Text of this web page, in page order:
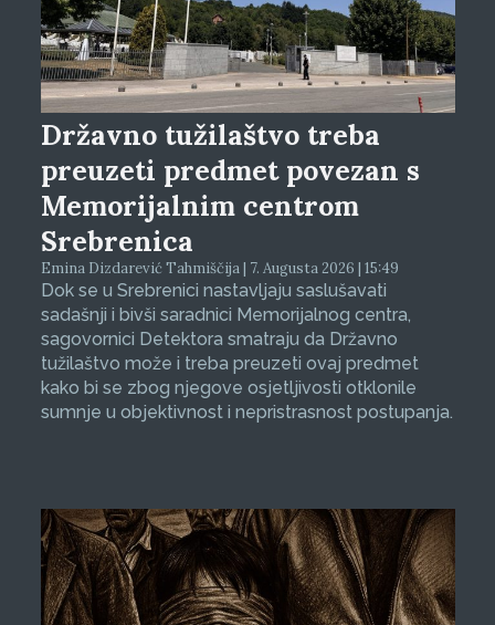
Državno tužilaštvo treba
preuzeti predmet povezan s
Memorijalnim centrom
Srebrenica
Emina Dizdarević Tahmiščija | 7. Augusta 2026 | 15:49
Dok se u Srebrenici nastavljaju saslušavati
sadašnji i bivši saradnici Memorijalnog centra,
sagovornici Detektora smatraju da Državno
tužilaštvo može i treba preuzeti ovaj predmet
kako bi se zbog njegove osjetljivosti otklonile
sumnje u objektivnost i nepristrasnost postupanja.